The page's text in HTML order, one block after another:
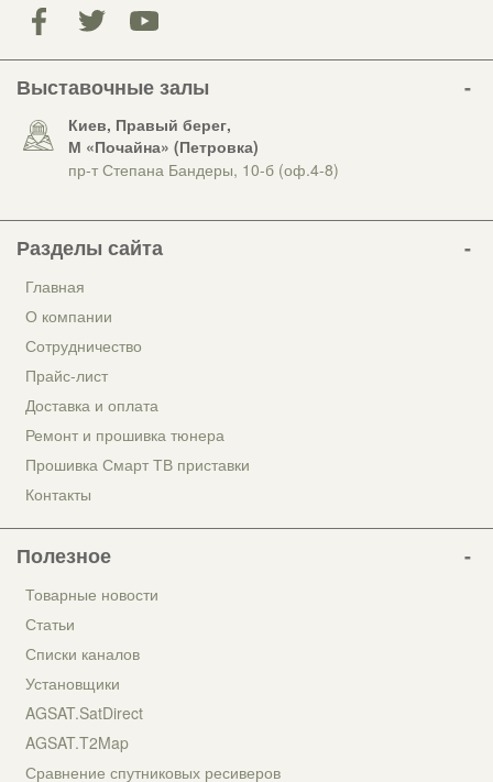
Выставочные залы
Киев, Правый берег,
М «Почайна» (Петровка)
пр-т Степана Бандеры, 10-б (оф.4-8)
Разделы сайта
Главная
О компании
Сотрудничество
Прайс-лист
Доставка и оплата
Ремонт и прошивка тюнера
Прошивка Смарт ТВ приставки
Контакты
Полезное
Товарные новости
Статьи
Списки каналов
Установщики
AGSAT.SatDirect
AGSAT.T2Map
Сравнение спутниковых ресиверов